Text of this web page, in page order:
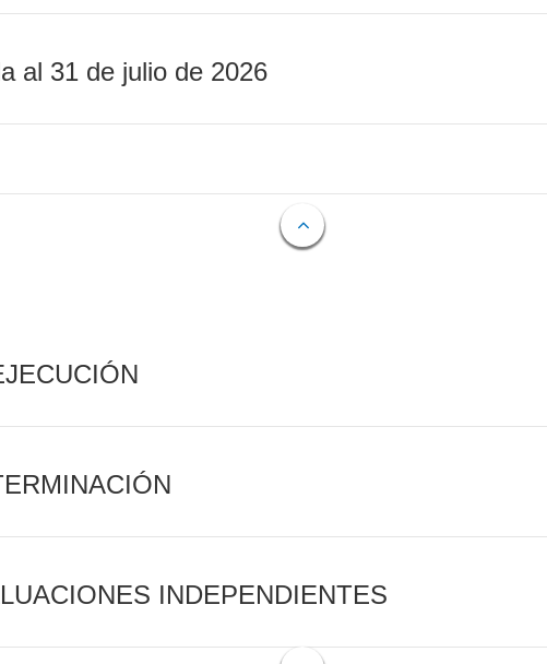
al 31 de julio de 2026
INDEPENDIENTES